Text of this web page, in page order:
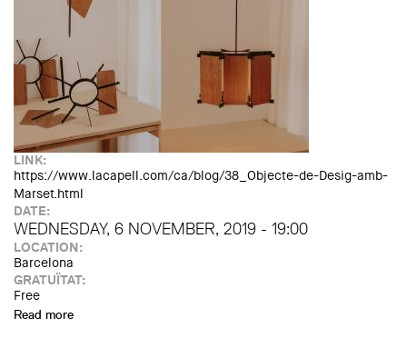
LINK:
https://www.lacapell.com/ca/blog/38_Objecte-de-Desig-amb-
Marset.html
DATE:
WEDNESDAY, 6 NOVEMBER, 2019 - 19:00
LOCATION:
Barcelona
GRATUÏTAT:
Free
Read more